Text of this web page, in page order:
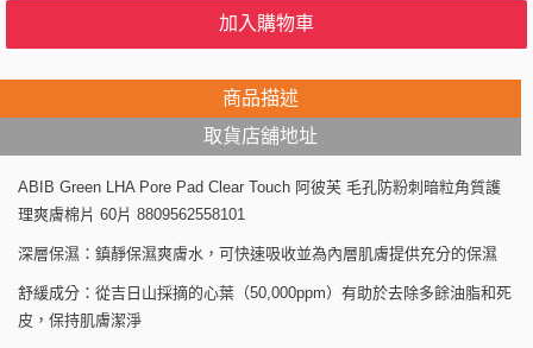
加入購物車
商品描述
取貨店舖地址
ABIB Green LHA Pore Pad Clear Touch 阿彼芙 毛孔防粉刺暗粒角質護
理爽膚棉片 60片 8809562558101
深層保濕：鎮靜保濕爽膚水，可快速吸收並為內層肌膚提供充分的保濕
舒緩成分：從吉日山採摘的心葉（50,000ppm）有助於去除多餘油脂和死
皮，保持肌膚潔淨